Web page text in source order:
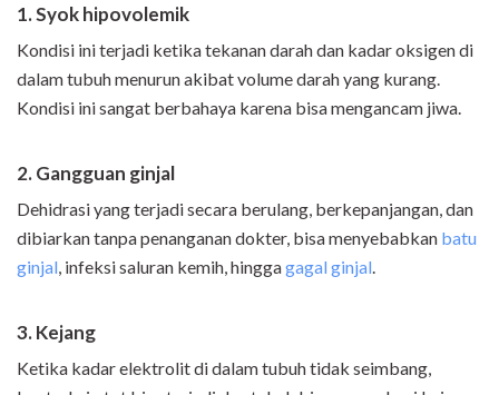
1. Syok hipovolemik
Kondisi ini terjadi ketika tekanan darah dan kadar oksigen di
dalam tubuh menurun akibat volume darah yang kurang.
Kondisi ini sangat berbahaya karena bisa mengancam jiwa.
2. Gangguan ginjal
Dehidrasi yang terjadi secara berulang, berkepanjangan, dan
dibiarkan tanpa penanganan dokter, bisa menyebabkan batu
ginjal , infeksi saluran kemih, hinggagagal ginjal
3. Kejang
Ketika kadar elektrolit di dalam tubuh tidak seimbang,